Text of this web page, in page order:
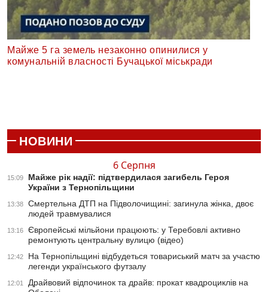
Майже 5 га земель незаконно опинилися у
комунальній власності Бучацької міськради
НОВИНИ
6 Серпня
15:09
Майже рік надії: підтвердилася загибель Героя
України з Тернопільщини
13:38
Смертельна ДТП на Підволочищині: загинула жінка, двоє
людей травмувалися
13:16
Європейські мільйони працюють: у Теребовлі активно
ремонтують центральну вулицю (відео)
12:42
На Тернопільщині відбудеться товариський матч за участю
легенди українського футзалу
12:01
Драйвовий відпочинок та драйв: прокат квадроциклів на